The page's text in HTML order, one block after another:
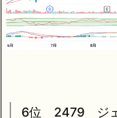
6位 2479 ジ